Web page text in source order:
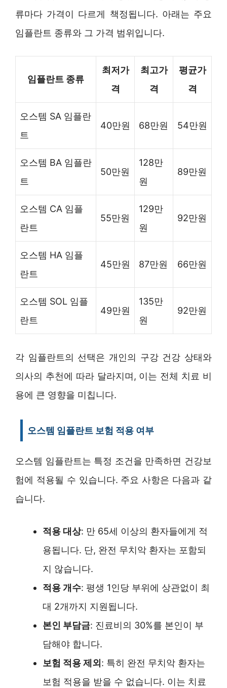
류마다 가격이 다르게 책정됩니다. 아래는 주요
임플란트 종류와 그 가격 범위입니다.
임플란트 종류
최저가
격
최고가
격
평균가
격
오스템 SA 임플란
트
40만원 68만원 54만원
오스템 BA 임플란
트
50만원
128만
원
89만원
오스템 CA 임플
란트
55만원
129만
원
92만원
오스템 HA 임플
란트
45만원 87만원 66만원
오스템 SOL 임플
란트
49만원
135만
원
92만원
각 임플란트의 선택은 개인의 구강 건강 상태와
의사의 추천에 따라 달라지며, 이는 전체 치료 비
용에 큰 영향을 미칩니다.
오스템 임플란트 보험 적용 여부
오스템 임플란트는 특정 조건을 만족하면 건강보
험에 적용될 수 있습니다. 주요 사항은 다음과 같
습니다.
적용 대상: 만 65세 이상의 환자들에게 적
용됩니다. 단, 완전 무치악 환자는 포함되
지 않습니다.
적용 개수: 평생 1인당 부위에 상관없이 최
대 2개까지 지원됩니다.
본인 부담금: 진료비의 30%를 본인이 부
담해야 합니다.
보험 적용 제외: 특히 완전 무치악 환자는
보험 적용을 받을 수 없습니다. 이는 치료